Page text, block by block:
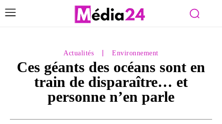
Actualités Environnement
Ces géants des océans sont en
train de disparaître… et
personne n’en parle